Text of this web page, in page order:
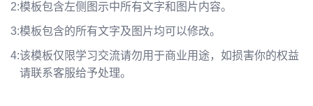
2:模板包含左侧图示中所有文字和图片内容。
3:模板包含的所有文字及图片均可以修改。
4:该模板仅限学习交流请勿用于商业用途，如损害你的权益
请联系客服给予处理。